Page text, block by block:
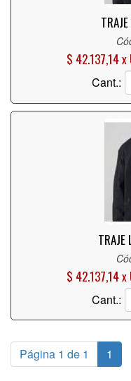
$ 42.137,14 x
Cant.:
TRAJE
$ 42.137,14 x
Cant.:
Página 1 de 1 1